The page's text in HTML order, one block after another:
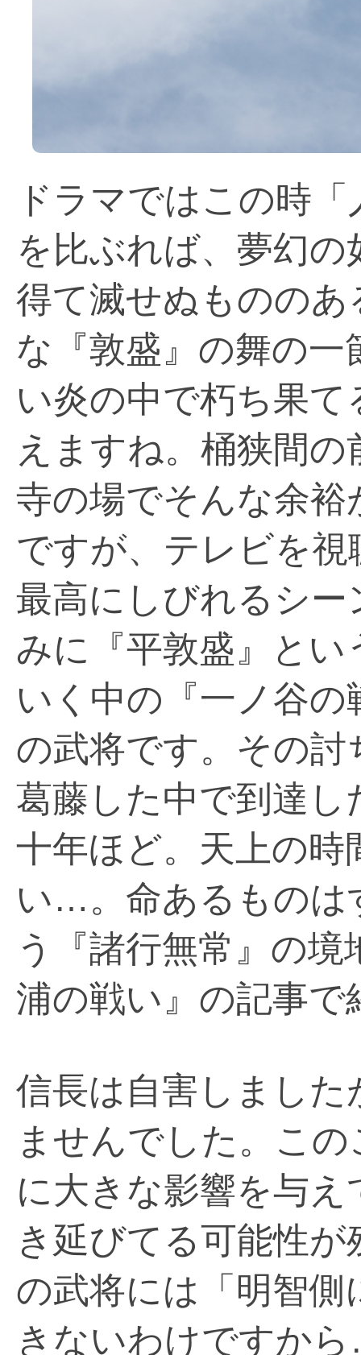
ドラマではこの時
を比ぶれば、夢幻
得て滅せぬものの
な『敦盛』の舞の
い炎の中で朽ち果
えますね。桶狭間
寺の場でそんな余
ですが、テレビを
最高にしびれるシ
みに『平敦盛』と
いく中の『一ノ谷
の武将です。その
葛藤した中で到達し
十年ほど。天上の
い…。命あるものは
う『諸行無常』の
浦の戦い』の記事
信長は自害しまし
ませんでした。こ
に大きな影響を与
き延びてる可能性
の武将には「明智
きないわけですか